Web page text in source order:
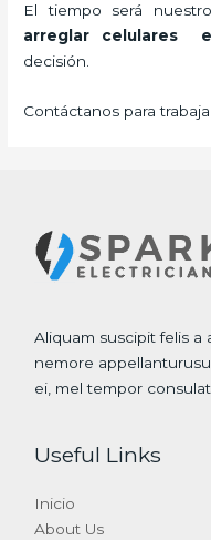
El tiempo será
arreglar celulares
decisión.
Contáctanos para
Aliquam suscipit felis
nemore
ei, mel tempor
Useful Links
Inicio
About Us